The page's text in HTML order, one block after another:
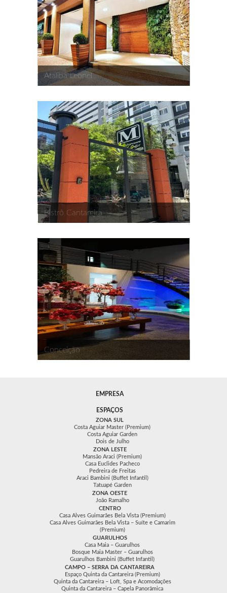
Ataliba Leonel
Bistrô Cantareira
Conceição
EMPRESA
ESPAÇOS
ZONA SUL
Costa Aguiar Master (Premium)
Costa Aguiar Garden
Dois de Julho
ZONA LESTE
Mansão Araci (Premium)
Casa Euclides Pacheco
Pedreira de Freitas
Araci Bambini (Buffet Infantil)
Tatuapé Garden
ZONA OESTE
João Ramalho
CENTRO
Casa Alves Guimarães Bela Vista (Premium)
Casa Alves Guimarães Bela Vista – Suíte e Camarim
(Premium)
GUARULHOS
Casa Maia – Guarulhos
Bosque Maia Master – Guarulhos
Guarulhos Bambini (Buffet Infantil)
CAMPO – SERRA DA CANTAREIRA
Espaço Quinta da Cantareira (Premium)
Quinta da Cantareira – Loft, Spa e Acomodações
Quinta da Cantareira – Capela Panorâmica